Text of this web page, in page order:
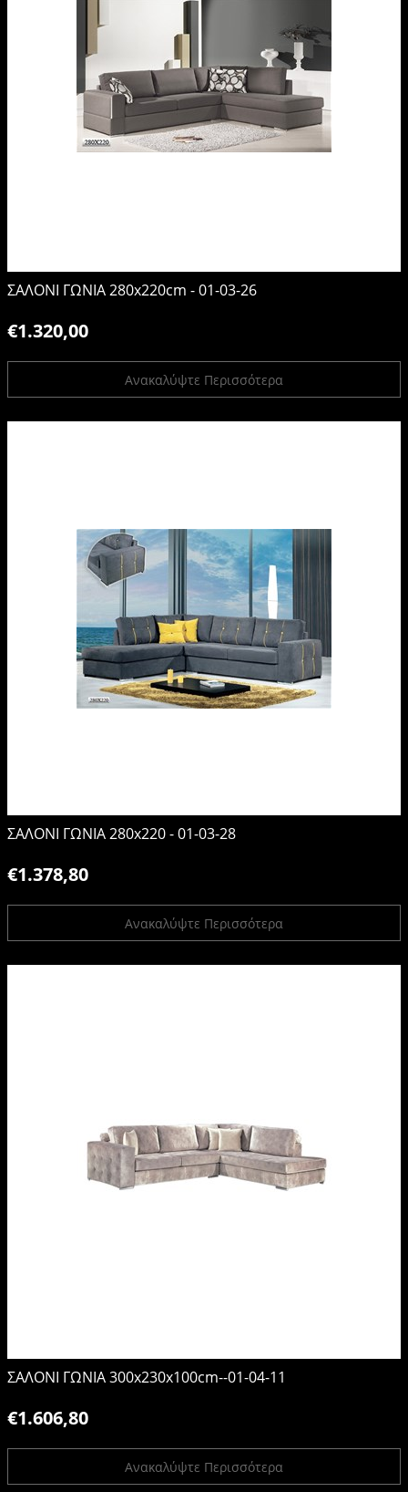
ΣΑΛΟΝΙ ΓΩΝΙΑ 280x220cm - 01-03-26
€1.320,00
Ανακαλύψτε Περισσότερα
ΣΑΛΟΝΙ ΓΩΝΙΑ 280x220 - 01-03-28
€1.378,80
Ανακαλύψτε Περισσότερα
ΣΑΛΟΝΙ ΓΩΝΙΑ 300x230x100cm--01-04-11
€1.606,80
Ανακαλύψτε Περισσότερα